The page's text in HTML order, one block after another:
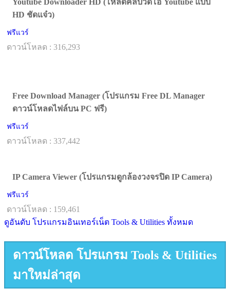
Youtube Downloader HD (โหลดคลิปวิดีโอ Youtube แบบ
HD ชัดแจ๋ว)
ฟรีแวร์
ดาวน์โหลด : 316,293
Free Download Manager (โปรแกรม Free DL Manager
ดาวน์โหลดไฟล์บน PC ฟรี)
ฟรีแวร์
ดาวน์โหลด : 337,442
IP Camera Viewer (โปรแกรมดูกล้องวงจรปิด IP Camera)
ฟรีแวร์
ดาวน์โหลด : 159,461
ดูอันดับ โปรแกรมอินเทอร์เน็ต Tools & Utilities ทั้งหมด
ดาวน์โหลด โปรแกรม Tools & Utilities
มาใหม่ล่าสุด